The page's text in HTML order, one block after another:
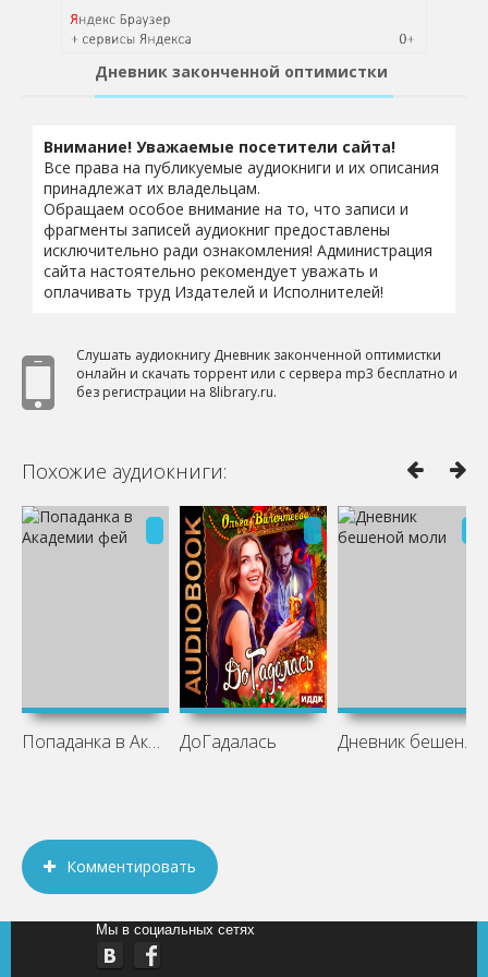
Дневник законченной оптимистки
Внимание! Уважаемые посетители сайта!
Все права на публикуемые аудиокниги и их описания
принадлежат их владельцам.
Обращаем особое внимание на то, что записи и
фрагменты записей аудиокниг предоставлены
исключительно ради ознакомления! Администрация
сайта настоятельно рекомендует уважать и
оплачивать труд Издателей и Исполнителей!
Слушать аудиокнигу Дневник законченной оптимистки
онлайн и скачать торрент или с сервера mp3 бесплатно и
без регистрации на 8library.ru.
Похожие аудиокниги:
Попаданка в Академии фей ДоГадалась Дневник бешеной моли
Комментировать
Мы в социальных сетях